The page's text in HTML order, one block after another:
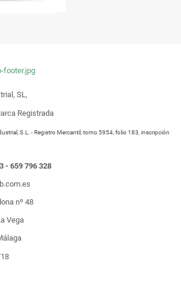
SL,
Registrada
S.L. - Registro Mercantil, tomo 5954, folio 183, inscripción
- 659 796 328
nº 48